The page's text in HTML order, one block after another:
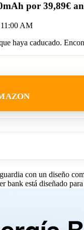
por 39,89€
11:00 AM
haya caducado.
con un diseño
bank está diseñado